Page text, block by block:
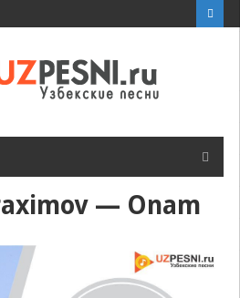
— Onam